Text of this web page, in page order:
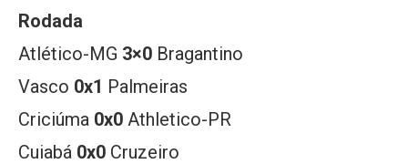
Rodada
Atlético-MG 3×0 Bragantino
Vasco 0x1 Palmeiras
Criciúma 0x0 Athletico-PR
Cuiabá 0x0 Cruzeiro